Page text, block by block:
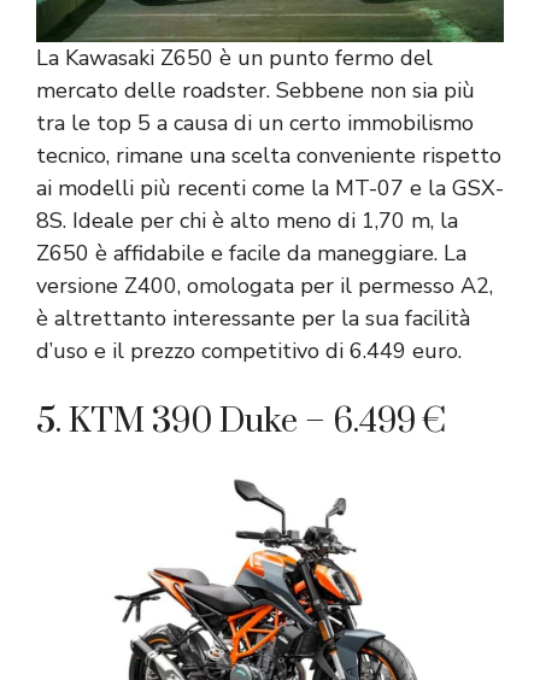
La Kawasaki Z650 è un punto fermo del
mercato delle roadster. Sebbene non sia più
tra le top 5 a causa di un certo immobilismo
tecnico, rimane una scelta conveniente rispetto
ai modelli più recenti come la MT-07 e la GSX-
8S. Ideale per chi è alto meno di 1,70 m, la
Z650 è affidabile e facile da maneggiare. La
versione Z400, omologata per il permesso A2,
è altrettanto interessante per la sua facilità
d’uso e il prezzo competitivo di 6.449 euro.
5. KTM 390 Duke – 6.499 €